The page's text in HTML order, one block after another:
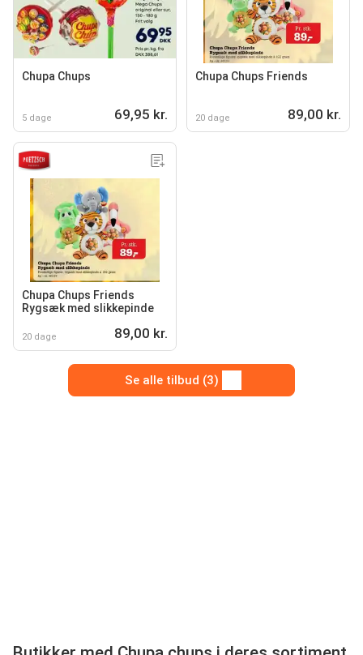
Chupa Chups
5 dage 69,95 kr.
Chupa Chups Friends
20 dage 89,00 kr.
Chupa Chups Friends
Rygsæk med slikkepinde
20 dage 89,00 kr.
Se alle tilbud (3)